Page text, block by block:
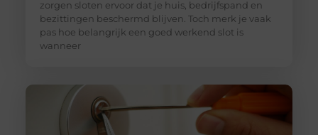
zorgen sloten ervoor dat je huis, bedrijfspand en
bezittingen beschermd blijven. Toch merk je vaak
pas hoe belangrijk een goed werkend slot is
wanneer